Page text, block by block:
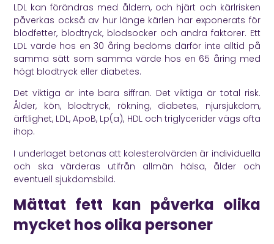
LDL kan förändras med åldern, och hjärt och kärlrisken
påverkas också av hur länge kärlen har exponerats för
blodfetter, blodtryck, blodsocker och andra faktorer. Ett
LDL värde hos en 30 åring bedöms därför inte alltid på
samma sätt som samma värde hos en 65 åring med
högt blodtryck eller diabetes.
Det viktiga är inte bara siffran. Det viktiga är total risk.
Ålder, kön, blodtryck, rökning, diabetes, njursjukdom,
ärftlighet, LDL, ApoB, Lp(a), HDL och triglycerider vägs ofta
ihop.
I underlaget betonas att kolesterolvärden är individuella
och ska värderas utifrån allmän hälsa, ålder och
eventuell sjukdomsbild.
Mättat fett kan påverka olika
mycket hos olika personer